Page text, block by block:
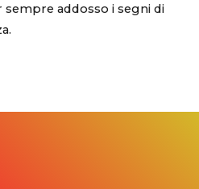
addosso i segni di